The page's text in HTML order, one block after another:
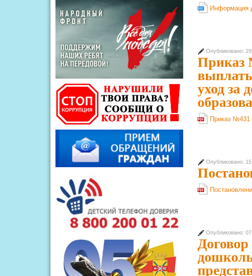
Информация
Опубликовано:
Приказ
уход за
Приказ №431
Опубликовано: 15
Опубликовано: